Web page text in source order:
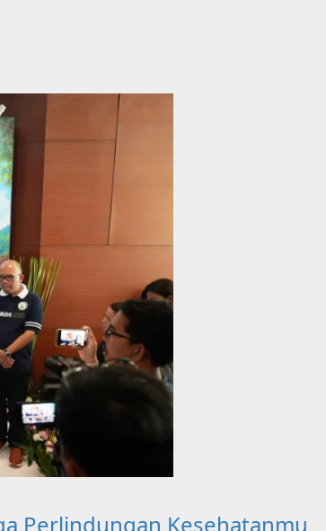
Perlindungan Kesehatanmu